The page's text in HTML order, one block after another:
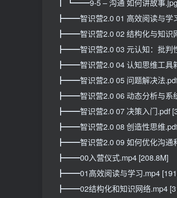
┃ ┗━━9-5 – 沟通 如何讲故事
┣━━智识营2.0 01 高效阅读与学
┣━━智识营2.0 02 结构化与知识
┣━━智识营2.0 03 元认知：批判
┣━━智识营2.0 04 认知思维工具
┣━━智识营2.0 05 问题解决法
┣━━智识营2.0 06 动态分析与系
┣━━智识营2.0 07 决策入门.pdf
┣━━智识营2.0 08 创造性思维
┣━━智识营2.0 09 如何优化沟通
┣━━00入营仪式.mp4 [208.8M]
┣━━01高效阅读与学习.mp4
┣━━02结构化和知识网络.mp4